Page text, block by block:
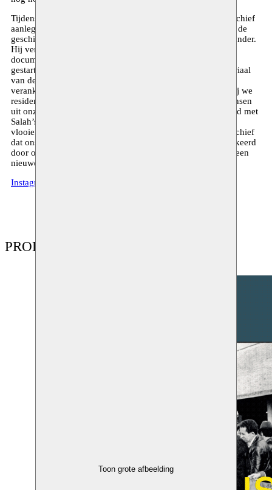
Toon grote afbeelding
Tijdens zijn residentie bij Moussem wil Salah een visueel archief
aanleggen dat de ervaring van migranten in België traceert, de
geschiedenis van Marokaans-Belgische families in het bijzonder.
Hij verzamelt portretten, familiekiekjes, administratieve
documenten zoals werkvergunningen,… Een zoektocht die
gestart is in Cureghem, en vorm krijgt doorheen beeldmateriaal
van de lokale gemeenschap: Salah’s onderzoeksproject is
verankerd binnen Moussem’s Communitieswerking, waarbij we
residenten en hun artistieke praktijk samenbrengen met mensen
uit onze directe buurt. Uit deze ontmoetingen, gecombineerd met
Salah’s dagelijkse speurtocht naar fotomateriaal op de
vlooienmarkten van Brussel, ontwaart zich een collectief archief
dat ons in blik gunt in scènes uit een dagelijks leven gemarkeerd
door ontheemding, migrantenarbeid, en de constructie van een
nieuwe gemeenschappelijke identiteit.
Instagram
PRODUCTIES